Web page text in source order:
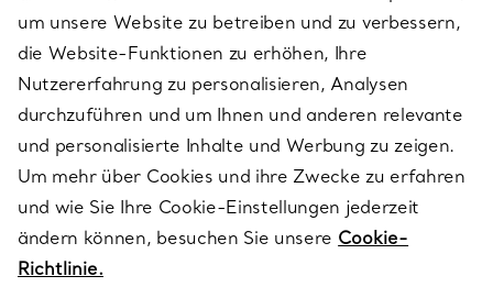
ÜBER TIFFANY & CO.
RECHTLICHE HINWEISE
FOLGEN SIE UNS
um unsere Website zu betreiben und zu verbessern,
die Website-Funktionen zu erhöhen, Ihre
Nutzererfahrung zu personalisieren, Analysen
durchzuführen und um Ihnen und anderen relevante
und personalisierte Inhalte und Werbung zu zeigen.
Um mehr über Cookies und ihre Zwecke zu erfahren
und wie Sie Ihre Cookie-Einstellungen jederzeit
ändern können, besuchen Sie unsere Cookie-
Richtlinie.